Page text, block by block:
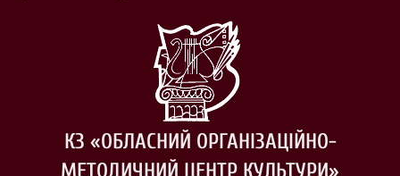
КЗ «ОБЛАСНИЙ ОРГАНІЗАЦІЙНО-
МЕТОДИЧНИЙ ЦЕНТР КУЛЬТУРИ»